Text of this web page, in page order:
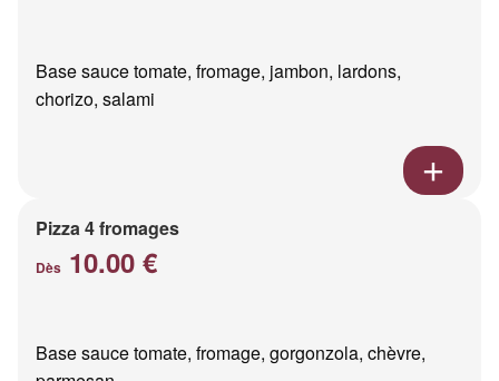
Base sauce tomate, fromage, jambon, lardons,
chorizo, salami
Pizza 4 fromages
Dès 10.00 €
Base sauce tomate, fromage, gorgonzola, chèvre,